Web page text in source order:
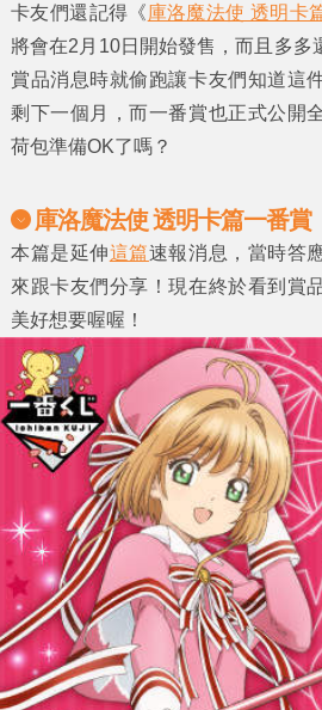
卡友們還記得《庫洛魔法使 透明卡
將會在2月10日開始發售，而且多多
賞品消息時就偷跑讓卡友們知道這
剩下一個月，而一番賞也正式公開
荷包準備OK了嗎？
庫洛魔法使 透明卡篇一番賞
本篇是延伸這篇速報消息，當時答
來跟卡友們分享！現在終於看到賞
美好想要喔喔！